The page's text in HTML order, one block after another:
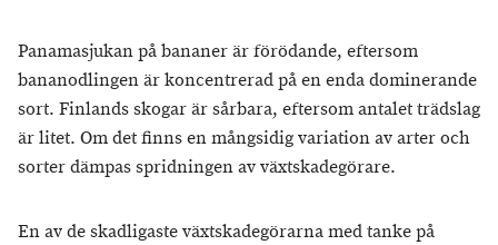
Panamasjukan på bananer är förödande, eftersom
bananodlingen är koncentrerad på en enda dominerande
sort. Finlands skogar är sårbara, eftersom antalet trädslag
är litet. Om det finns en mångsidig variation av arter och
sorter dämpas spridningen av växtskadegörare.
En av de skadligaste växtskadegörarna med tanke på